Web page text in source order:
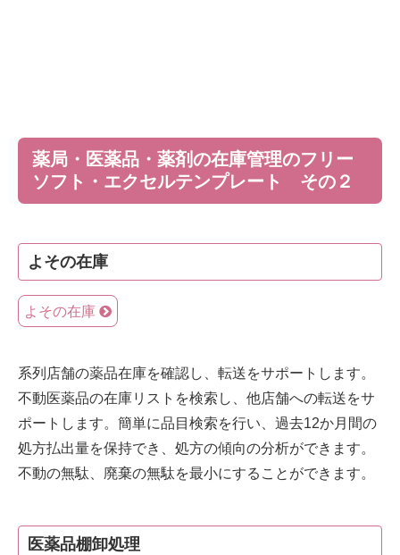
薬局・医薬品・薬剤の在庫管理のフリー
ソフト・エクセルテンプレート その２
よその在庫
よその在庫
系列店舗の薬品在庫を確認し、転送をサポートします。
不動医薬品の在庫リストを検索し、他店舗への転送をサ
ポートします。簡単に品目検索を行い、過去12か月間の
処方払出量を保持でき、処方の傾向の分析ができます。
不動の無駄、廃棄の無駄を最小にすることができます。
医薬品棚卸処理